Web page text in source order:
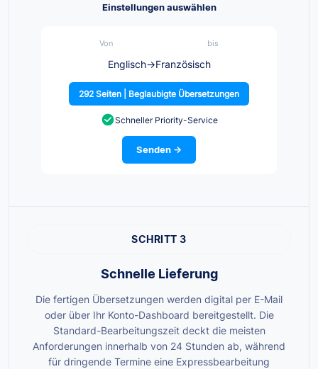
Einstellungen auswählen
Von bis
Englisch→Französisch
292 Seiten | Beglaubigte Übersetzungen
Schneller Priority-Service
Senden →
SCHRITT 3
Schnelle Lieferung
Die fertigen Übersetzungen werden digital per E-Mail
oder über Ihr Konto-Dashboard bereitgestellt. Die
Standard-Bearbeitungszeit deckt die meisten
Anforderungen innerhalb von 24 Stunden ab, während
für dringende Termine eine Expressbearbeitung